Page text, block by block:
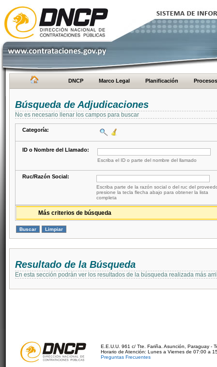
DNCP Marco Legal Planificación Procesos
Búsqueda de Adjudicaciones
No es necesario llenar los campos para buscar
Categoría:
ID o Nombre del Llamado:
Escriba el ID o parte del nombre del llamado
Ruc/Razón Social:
Escriba parte de la razón social o del ruc del
presione la tecla flecha abajo para obtener la lista
completa
Más criterios de búsqueda
Resultado de la Búsqueda
En esta sección podrán ver los resultados de la búsqueda realizada más
E.E.U.U. 961 c/ Tte. Fariña. Asunción, Paraguay -
Horario de Atención: Lunes a Viernes de 07:00 a
Preguntas Frecuentes